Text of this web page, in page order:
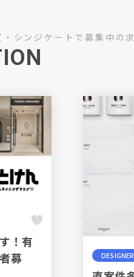
シンジケートで募集中の
！有
募
DESIGNER